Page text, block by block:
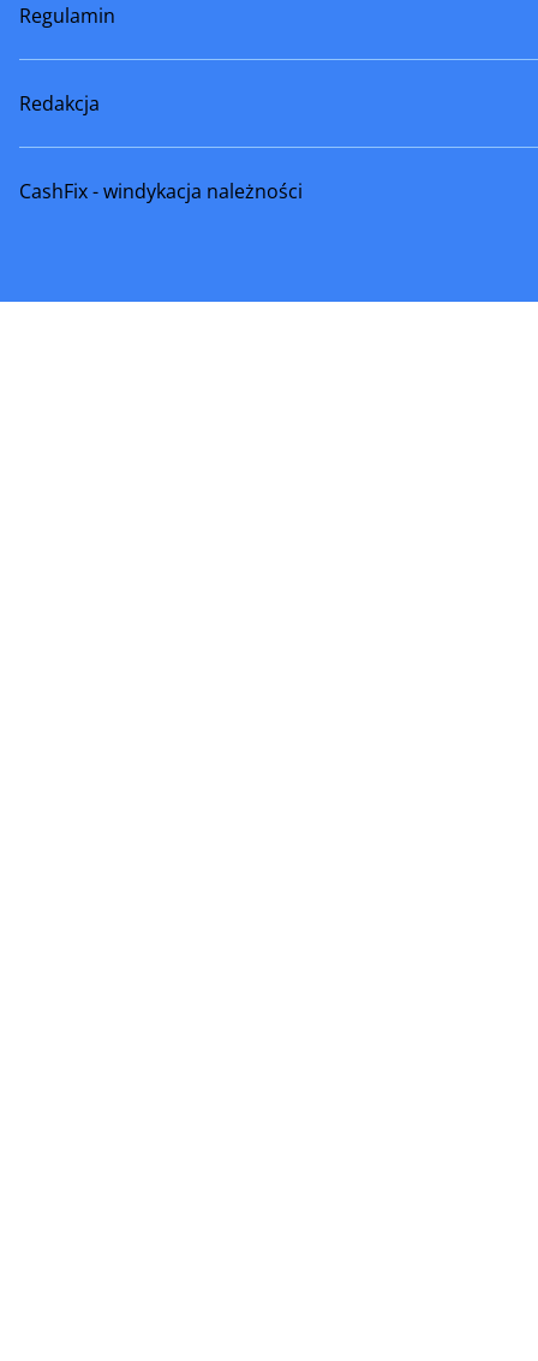
Regulamin
Redakcja
CashFix - windykacja należności